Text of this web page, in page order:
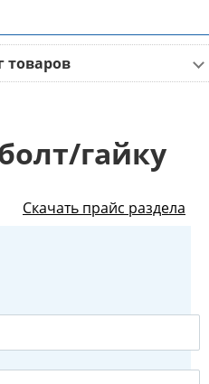
товаров
гайку
Скачать прайс раздела